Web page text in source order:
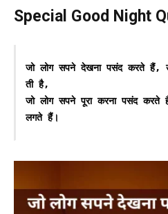
Special Good Night
जो लोग सपने देखना पसंद करते हैं,
ती है,
जो लोग सपने पूरा करना पसंद
लगते हैं।